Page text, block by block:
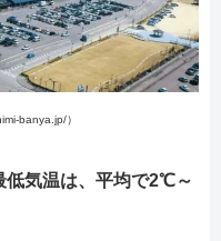
banya.jp/）
低気温は、平均で2℃～